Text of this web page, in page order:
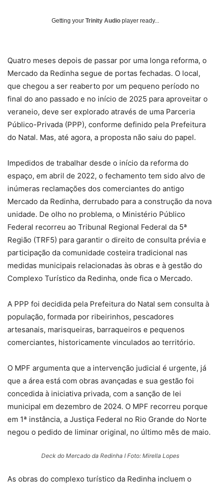
Getting your Trinity Audio player ready...
Quatro meses depois de passar por uma longa reforma, o
Mercado da Redinha segue de portas fechadas. O local,
que chegou a ser reaberto por um pequeno período no
final do ano passado e no início de 2025 para aproveitar o
veraneio, deve ser explorado através de uma Parceria
Público-Privada (PPP), conforme definido pela Prefeitura
do Natal. Mas, até agora, a proposta não saiu do papel.
Impedidos de trabalhar desde o início da reforma do
espaço, em abril de 2022, o fechamento tem sido alvo de
inúmeras reclamações dos comerciantes do antigo
Mercado da Redinha, derrubado para a construção da nova
unidade. De olho no problema, o Ministério Público
Federal recorreu ao Tribunal Regional Federal da 5ª
Região (TRF5) para garantir o direito de consulta prévia e
participação da comunidade costeira tradicional nas
medidas municipais relacionadas às obras e à gestão do
Complexo Turístico da Redinha, onde fica o Mercado.
A PPP foi decidida pela Prefeitura do Natal sem consulta à
população, formada por ribeirinhos, pescadores
artesanais, marisqueiras, barraqueiros e pequenos
comerciantes, historicamente vinculados ao território.
O MPF argumenta que a intervenção judicial é urgente, já
que a área está com obras avançadas e sua gestão foi
concedida à iniciativa privada, com a sanção de lei
municipal em dezembro de 2024. O MPF recorreu porque
em 1ª instância, a Justiça Federal no Rio Grande do Norte
negou o pedido de liminar original, no último mês de maio.
Deck do Mercado da Redinha I Foto: Mirella Lopes
As obras do complexo turístico da Redinha incluem o